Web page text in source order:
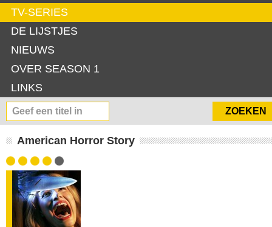
TV-SERIES
DE LIJSTJES
NIEUWS
OVER SEASON 1
LINKS
American Horror Story